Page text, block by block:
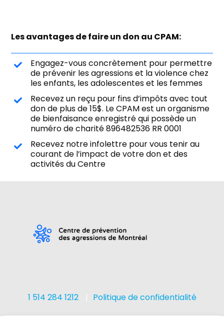
Les avantages de faire un don au CPAM:
Engagez-vous concrètement pour permettre
de prévenir les agressions et la violence chez
les enfants, les adolescentes et les femmes
Recevez un reçu pour fins d’impôts avec tout
don de plus de 15$. Le CPAM est un organisme
de bienfaisance enregistré qui possède un
numéro de charité896482536 RR 0001
Recevez notre infolettre pour vous tenir au
courant de l’impact de votre don et des
activités du Centre
1 514 284 1212 Politique de confidentialité